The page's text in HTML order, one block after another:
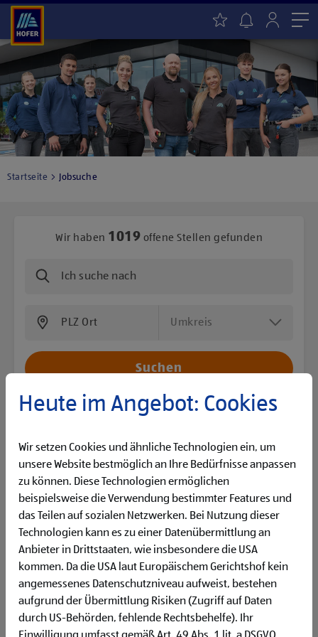
Startseite Jobsuche
Wir haben 1019 offene Stellen gefunden
Umkreis
Tätigkeitsbereich
Beschäftigungsausmaß
Job Titel A-Z
Filter löschen
Heute im Angebot: Cookies
Wir setzen Cookies und ähnliche Technologien ein, um
unsere Website bestmöglich an Ihre Bedürfnisse anpassen
zu können. Diese Technologien ermöglichen
beispielsweise die Verwendung bestimmter Features und
das Teilen auf sozialen Netzwerken. Bei Nutzung dieser
Technologien kann es zu einer Datenübermittlung an
Anbieter in Drittstaaten, wie insbesondere die USA
kommen. Da die USA laut Europäischem Gerichtshof kein
angemessenes Datenschutzniveau aufweist, bestehen
aufgrund der Übermittlung Risiken (Zugriff auf Daten
durch US-Behörden, fehlende Rechtsbehelfe). Ihr